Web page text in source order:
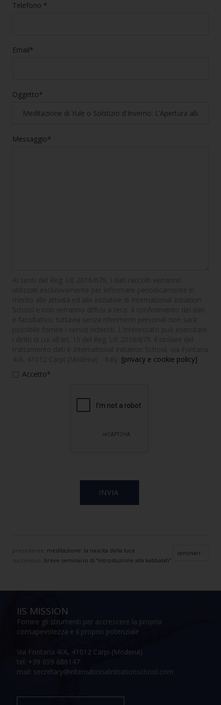
Telefono *
Email*
Oggetto*
Messaggio*
[privacy e cookie policy]
Accetto*
precedente: meditazione: la nascita della luce
breve seminario di “introduzione alla kabbalah”
seminari
IIS MISSION
Fornire gli strumenti per accrescere la propria
consapevolezza e il proprio potenziale
Via Fontana 4/A, 41012 Carpi (Modena)
tel: +39 059 686147
mail: secretary@internationalinitiationschool.com